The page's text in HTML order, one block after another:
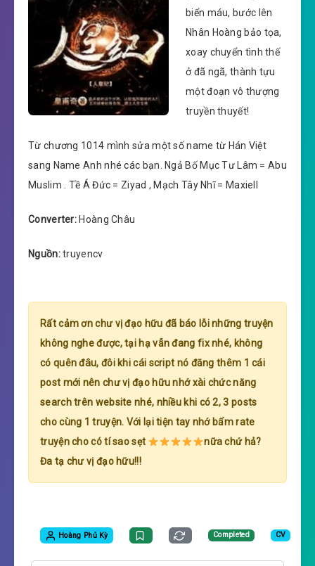
biển máu, bước lên
Nhân Hoàng bảo tọa,
xoay chuyển tình thế
ở đã ngã, thành tựu
một đoạn vô thượng
truyền thuyết!
Từ chương 1014 mình sửa một số name từ Hán Việt
sang Name Anh nhé các bạn. Ngả Bố Mục Tư Lâm = Abu
Muslim . Tề Á Đức = Ziyad , Mạch Tây Nhĩ = Maxiell
Converter: Hoàng Châu
Nguồn:truyencv
Rất cảm ơn chư vị đạo hữu đã báo lỗi những truyện
không nghe được, tại hạ vẫn đang fix nhé, không
có quên đâu, đôi khi cái script nó đăng thêm 1 cái
post mới nên chư vị đạo hữu nhớ xài chức năng
search trên website nhé, nhiều khi có 2, 3 posts
cho cùng 1 truyện. Với lại tiện tay nhớ bấm rate
truyện cho có tí sao sẹt
nữa chứ hả?
Đa tạ chư vị đạo hữu!!!
Hoàng Phủ Kỳ Completed CV